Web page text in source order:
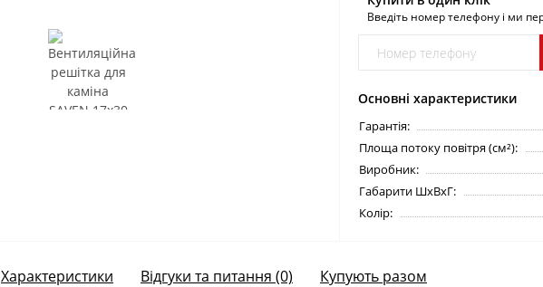
Основні характеристики
Гарантія:
Площа потоку повітря (см²):
Виробник:
Габарити ШхВхГ:
Колір:
Введіть номер телефону і ми
Характеристики Відгуки та питання (0) Купують разом